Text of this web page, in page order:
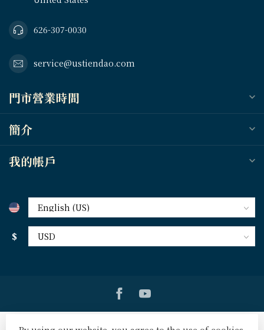
626-307-0030
service@ustiendao.com
門市營業時間
簡介
我的帳戶
$